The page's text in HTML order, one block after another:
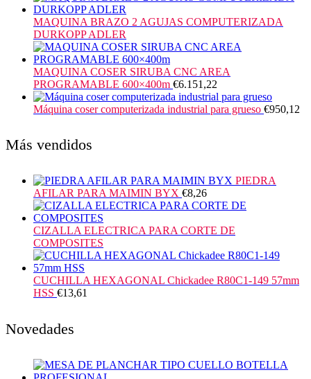
MAQUINA BRAZO 2 AGUJAS COMPUTERIZADA
DURKOPP ADLER
MAQUINA COSER SIRUBA CNC AREA
PROGRAMABLE 600×400m €6.151,22
Máquina coser computerizada industrial para grueso €950,12
Más vendidos
PIEDRA
AFILAR PARA MAIMIN BYX €8,26
CIZALLA ELECTRICA PARA CORTE DE
COMPOSITES
CUCHILLA HEXAGONAL Chickadee R80C1-149 57mm
HSS €13,61
Novedades